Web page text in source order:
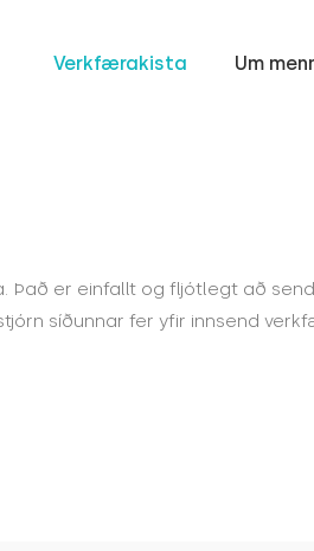
Verkfærakista Um
Það er einfallt og fljótlegt að
síðunnar fer yfir innsend